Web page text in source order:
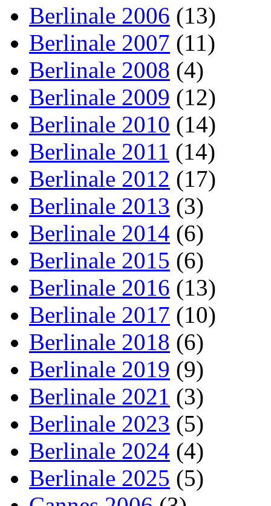
Berlinale 2006 (13)
Berlinale 2007 (11)
Berlinale 2008 (4)
Berlinale 2009 (12)
Berlinale 2010 (14)
Berlinale 2011 (14)
Berlinale 2012 (17)
Berlinale 2013 (3)
Berlinale 2014 (6)
Berlinale 2015 (6)
Berlinale 2016 (13)
Berlinale 2017 (10)
Berlinale 2018 (6)
Berlinale 2019 (9)
Berlinale 2021 (3)
Berlinale 2023 (5)
Berlinale 2024 (4)
Berlinale 2025 (5)